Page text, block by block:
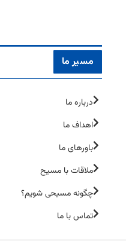
مسیر ما
درباره ما
اهداف ما
باورهای ما
ملاقات با مسیح
چگونه مسیحی شویم؟
تماس با ما